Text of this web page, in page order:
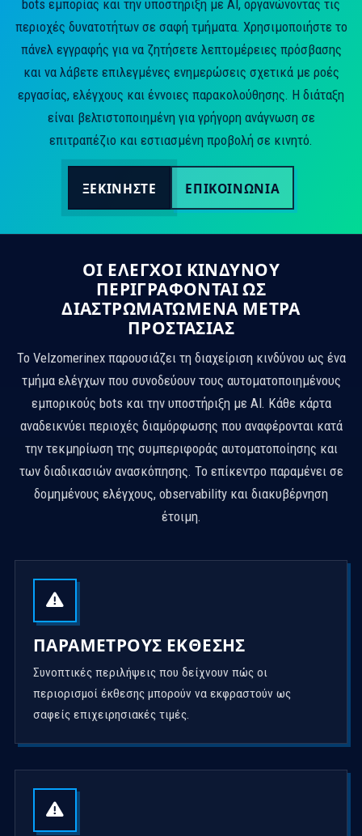
bots εμπορίας και την υποστήριξη με AI, οργανώνοντας τις
περιοχές δυνατοτήτων σε σαφή τμήματα. Χρησιμοποιήστε το
πάνελ εγγραφής για να ζητήσετε λεπτομέρειες πρόσβασης
και να λάβετε επιλεγμένες ενημερώσεις σχετικά με ροές
εργασίας, ελέγχους και έννοιες παρακολούθησης. Η διάταξη
είναι βελτιστοποιημένη για γρήγορη ανάγνωση σε
επιτραπέζιο και εστιασμένη προβολή σε κινητό.
ΞΕΚΙΝΉΣΤΕ ΕΠΙΚΟΙΝΩΝΊΑ
ΟΙ ΈΛΕΓΧΟΙ ΚΙΝΔΎΝΟΥ
ΠΕΡΙΓΡΆΦΟΝΤΑΙ ΩΣ
ΔΙΑΣΤΡΩΜΑΤΩΜΈΝΑ ΜΈΤΡΑ
ΠΡΟΣΤΑΣΊΑΣ
Το Velzomerinex παρουσιάζει τη διαχείριση κινδύνου ως ένα
τμήμα ελέγχων που συνοδεύουν τους αυτοματοποιημένους
εμπορικούς bots και την υποστήριξη με AI. Κάθε κάρτα
αναδεικνύει περιοχές διαμόρφωσης που αναφέρονται κατά
την τεκμηρίωση της συμπεριφοράς αυτοματοποίησης και
των διαδικασιών ανασκόπησης. Το επίκεντρο παραμένει σε
δομημένους ελέγχους, observability και διακυβέρνηση
έτοιμη.
ΠΑΡΑΜΈΤΡΟΥΣ ΈΚΘΕΣΗΣ
Συνοπτικές περιλήψεις που δείχνουν πώς οι
περιορισμοί έκθεσης μπορούν να εκφραστούν ως
σαφείς επιχειρησιακές τιμές.